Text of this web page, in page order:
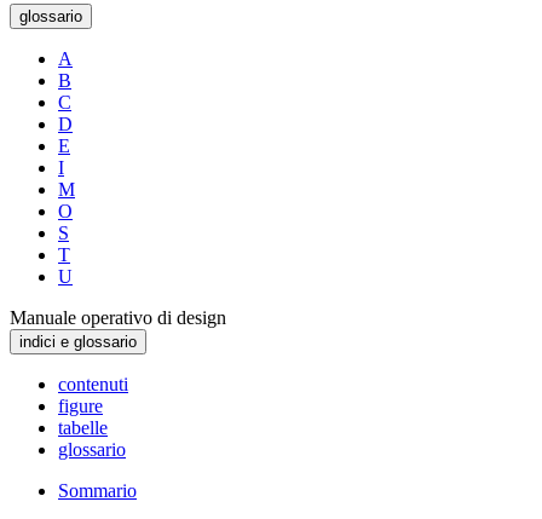
glossario
A
B
C
D
E
I
M
O
S
T
U
Manuale operativo di design
indici e glossario
contenuti
figure
tabelle
glossario
Sommario